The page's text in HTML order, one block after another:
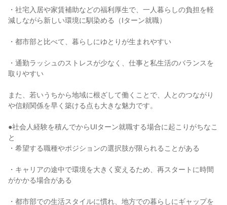
・社宅入居や家賃補助などの福利厚生で、一人暮らしの負担を軽
減しながら新しい環境に馴染める（Iターン就職）
・都市部と比べて、暮らしにゆとりが生まれやすい
・通勤ラッシュのストレスが少なく、仕事と私生活のバランスを
取りやすい
また、若いうちから地域に根ざして働くことで、人とのつながり
や信頼関係を早く築ける点も大きな魅力です。
●社会人経験を積んでからUIターン就職する場合に起こりがちなこ
と
・希望する職種やポジションの選択肢が限られることがある
・キャリアの途中で環境を大きく変えるため、再スタートに時間
がかかる場合がある
・都市部での生活スタイルに慣れ、地方での暮らしにギャップを